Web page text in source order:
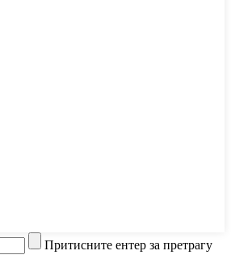
Притисните ентер за претрагу